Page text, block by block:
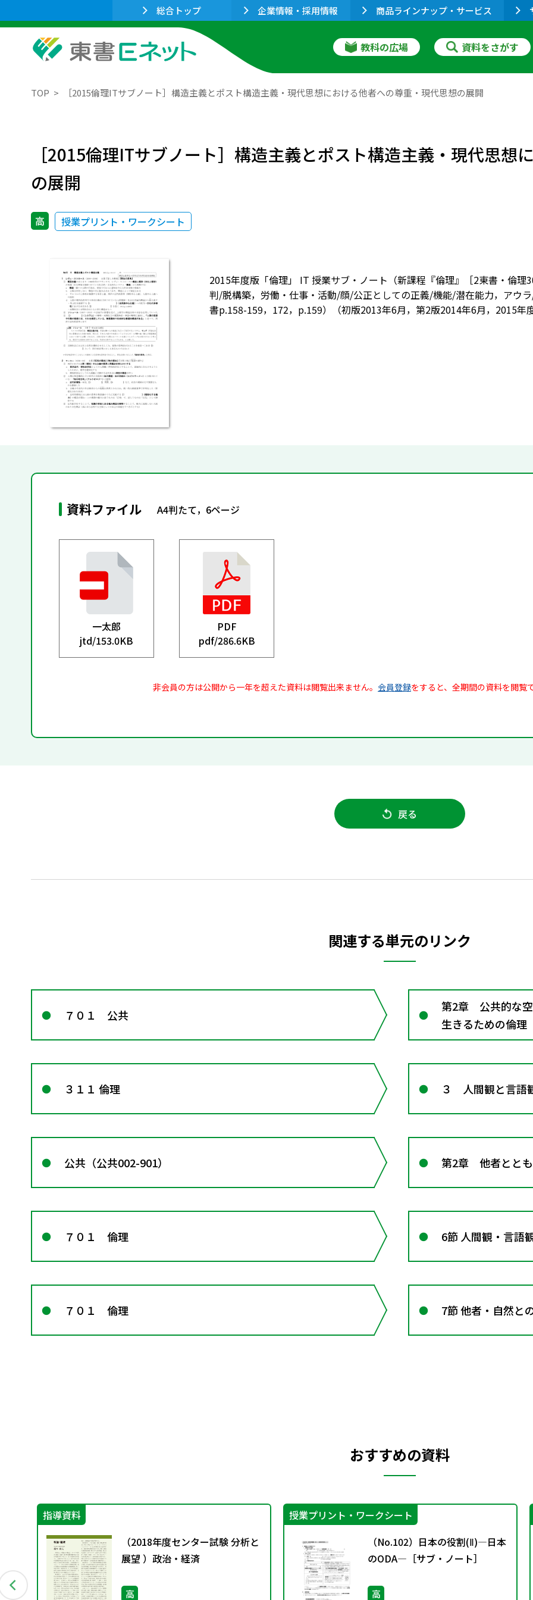
総合トップ 企業情報・採用情報 商品ラインナップ・サービス
教科の広場 資料をさがす
TOP ［2015倫理ITサブノート］構造主義とポスト構造主義・現代思想における他者への尊重・現代思想の展開
［2015倫理ITサブノート］構造主義とポスト構造主義・現代思想
の展開
高 授業プリント・ワークシート
2015年度版「倫理」 IT 授業サブ・ノート（新課程『倫理』［2東書・倫
判/脱構築，労働・仕事・活動/顔/公正としての正義/機能/潜在能力，アウ
書p.158-159，172，p.159）（初版2013年6月，第2版2014年6月，2015年
資料ファイル A4判たて，6ページ
一太郎
jtd/153.0KB
PDF
pdf/286.6KB
非会員の方は公開から一年を超えた資料は閲覧出来ません。 会員登録をすると、全期間の資料を閲覧
戻る
関連する単元のリンク
７０１ 公共
第2章 公共的な
生きるための倫理
３１１ 倫理 ３ 人間観と言語
公共（公共002-901） 第2章 他者ととも
７０１ 倫理 6節 人間観・言語
７０１ 倫理 7節 他者・自然と
おすすめの資料
指導資料
（2018年度センター試験 分析と
展望 ）政治・経済
高
授業プリント・ワークシート
（No.102）日本の役割(Ⅱ)―日本
のODA―［サブ・ノート］
高